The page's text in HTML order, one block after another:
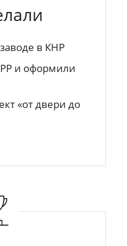
в КНР
и оформили
«от двери до